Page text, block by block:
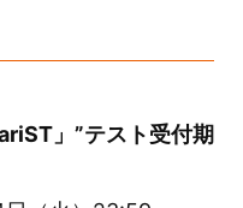
」”テスト受付期